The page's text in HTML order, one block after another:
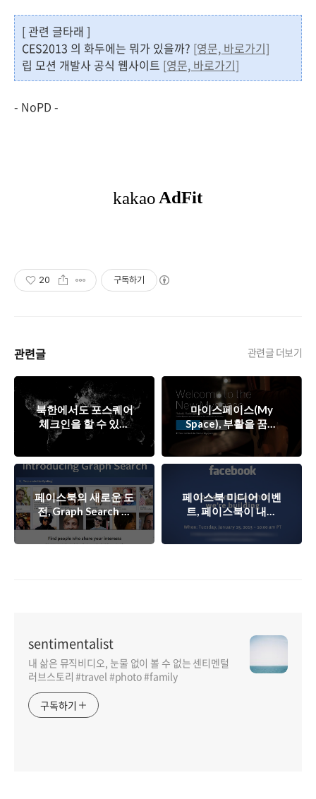
[ 관련 글타래 ]
CES2013 의 화두에는 뭐가 있을까? [영문, 바로가기]
립 모션 개발사 공식 웹사이트 [영문, 바로가기]
- NoPD -
20 구독하기
관련글 관련글 더보기
북한에서도 포스퀘어
체크인을 할 수 있을
까? - 포스퀘어의 빅데
이터 인포그래픽
마이스페이스(My
Space), 부활을 꿈꾸
는 음악 기반 소셜 네
트워크 서비스
페이스북의 새로운 도
전, Graph Search 와
빅데이터, 그리고 마
이크로소프트 빙
페이스북 미디어 이벤
트, 페이스북이 내놓
을 새로운 무기는?
sentimentalist
내 삶은 뮤직비디오, 눈물 없이 볼 수 없는 센티멘털
러브스토리 #travel #photo #family
구독하기